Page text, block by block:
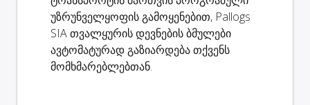
უზრუნველყოფის გამოყენებით, Pallogs
SIA თვალყურის დევნების ბმულები
ავტომატურად გაზიარდება თქვენს
მომხმარებლებთან.